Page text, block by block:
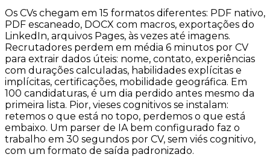
Os CVs chegam em 15 formatos diferentes: PDF nativo,
PDF escaneado, DOCX com macros, exportações do
LinkedIn, arquivos Pages, às vezes até imagens.
Recrutadores perdem em média 6 minutos por CV
para extrair dados úteis: nome, contato, experiências
com durações calculadas, habilidades explícitas e
implícitas, certificações, mobilidade geográfica. Em
100 candidaturas, é um dia perdido antes mesmo da
primeira lista. Pior, vieses cognitivos se instalam:
retemos o que está no topo, perdemos o que está
embaixo. Um parser de IA bem configurado faz o
trabalho em 30 segundos por CV, sem viés cognitivo,
com um formato de saída padronizado.